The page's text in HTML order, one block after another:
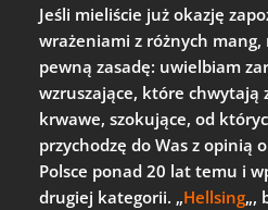
Jeśli mieliście już okazję
wrażeniami z różnych mang,
pewną zasadę: uwielbiam
wzruszające, które chwytają
krwawe, szokujące, od
przychodzę do Was z opinią
Polsce ponad 20 lat temu i
drugiej kategorii. „Hellsing„,